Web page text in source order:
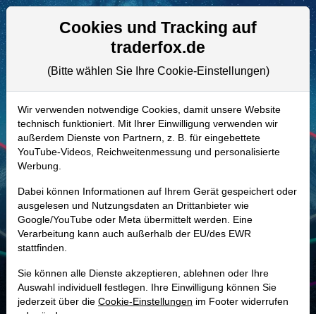
Aktien- und Artikelsuche
A140KD | HPE–Hewlett Packard
Enterprise Aktie
Realtime-Aktienkurs:
- - -
-
Marktkapitalisierung 69,71 Mrd. USD
Unternehmenswert
Umsatz 34,30 Mrd. USD
Cookies und Tracking auf
traderfox.de
(Bitte wählen Sie Ihre Cookie-Einstellungen)
Wir verwenden notwendige Cookies, damit unsere Website
technisch funktioniert. Mit Ihrer Einwilligung verwenden wir
außerdem Dienste von Partnern, z. B. für eingebettete
YouTube-Videos, Reichweitenmessung und personalisierte
Werbung.
Dabei können Informationen auf Ihrem Gerät gespeichert oder
ausgelesen und Nutzungsdaten an Drittanbieter wie
Google/YouTube oder Meta übermittelt werden. Eine
Verarbeitung kann auch außerhalb der EU/des EWR
stattfinden.
Sie können alle Dienste akzeptieren, ablehnen oder Ihre
Auswahl individuell festlegen. Ihre Einwilligung können Sie
jederzeit über die Cookie-Einstellungen im Footer widerrufen